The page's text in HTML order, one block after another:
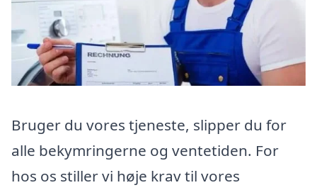
Bruger du vores tjeneste, slipper du for
alle bekymringerne og ventetiden. For
hos os stiller vi høje krav til vores